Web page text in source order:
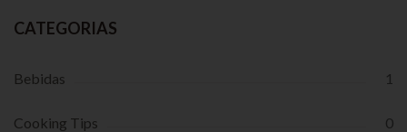
CATEGORIAS
Bebidas 1
Cooking Tips 0